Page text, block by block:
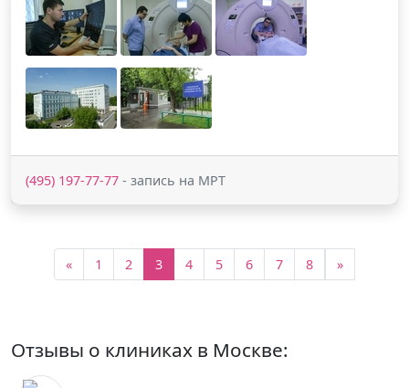
(495) 197-77-77 - запись на МРТ
« 1 2 3 4 5 6 7 8 »
Отзывы о клиниках в Москве: